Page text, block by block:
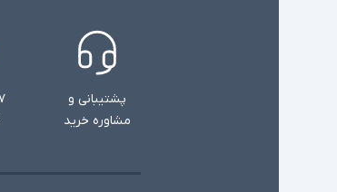
پشتیبانی و
مشاوره خرید